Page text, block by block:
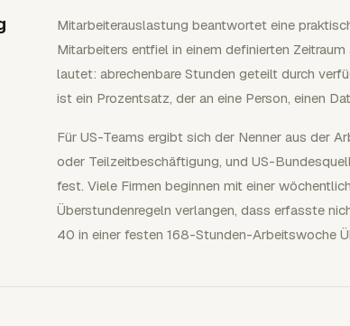
Mitarbeiterauslastung beantwortet eine
Mitarbeiters entfiel in einem definierten
lautet: abrechenbare Stunden geteilt durch
ist ein Prozentsatz, der an eine Person, einen
Für US-Teams ergibt sich der Nenner aus der
oder Teilzeitbeschäftigung, und US-
fest. Viele Firmen beginnen mit einer
Überstundenregeln verlangen, dass erfasste
40 in einer festen 168-Stunden-Arbeitswoche